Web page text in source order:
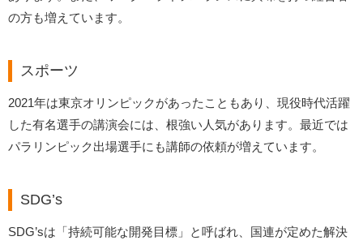
の方も増えています。
スポーツ
2021年は東京オリンピックがあったこともあり、現役時代活躍
した有名選手の講演会には、根強い人気があります。最近では
パラリンピック出場選手にも講師の依頼が増えています。
SDG’s
SDG’sは「持続可能な開発目標」と呼ばれ、国連が定めた解決